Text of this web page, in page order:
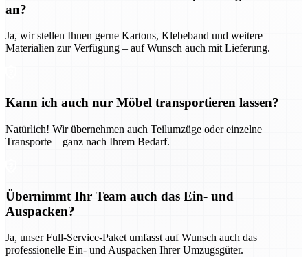
an?
Ja, wir stellen Ihnen gerne Kartons, Klebeband und weitere
Materialien zur Verfügung – auf Wunsch auch mit Lieferung.
Kann ich auch nur Möbel transportieren lassen?
Natürlich! Wir übernehmen auch Teilumzüge oder einzelne
Transporte – ganz nach Ihrem Bedarf.
Übernimmt Ihr Team auch das Ein- und
Auspacken?
Ja, unser Full-Service-Paket umfasst auf Wunsch auch das
professionelle Ein- und Auspacken Ihrer Umzugsgüter.